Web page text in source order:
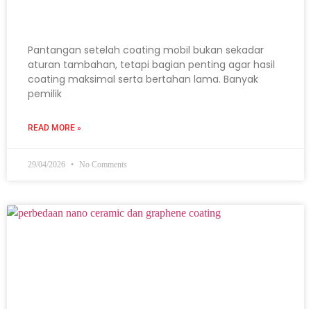
Pantangan setelah coating mobil bukan sekadar
aturan tambahan, tetapi bagian penting agar hasil
coating maksimal serta bertahan lama. Banyak
pemilik
READ MORE »
29/04/2026 No Comments